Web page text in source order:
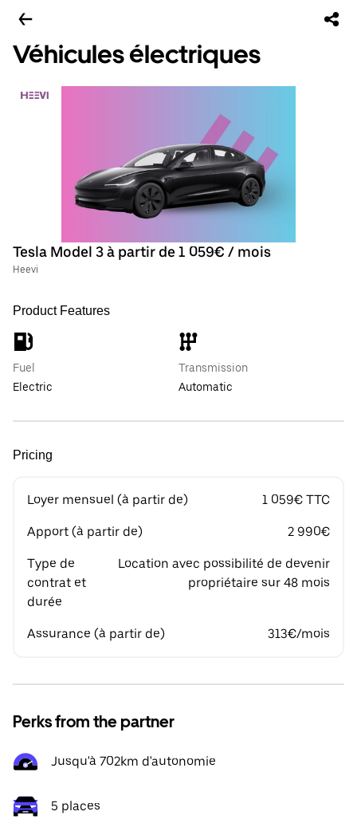
Véhicules électriques
Tesla Model 3 à partir de 1 059€ / mois
Heevi
Product Features
Fuel
Electric
Transmission
Automatic
Pricing
Loyer mensuel (à partir de) 1 059€ TTC
Apport (à partir de) 2 990€
Type de
contrat et
durée
Location avec possibilité de devenir
propriétaire sur 48 mois
Assurance (à partir de) 313€/mois
Perks from the partner
Jusqu'à 702km d'autonomie
5 places